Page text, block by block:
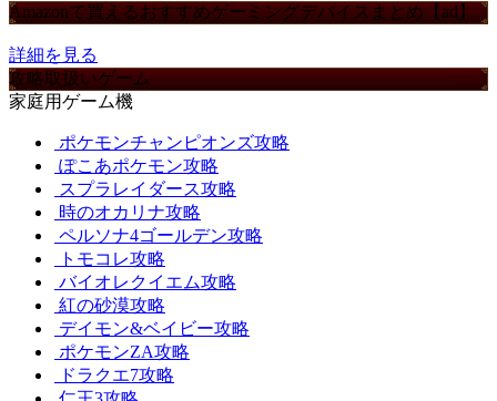
Amazonで買えるおすすめゲーミングデバイスまとめ【ad】
詳細を見る
攻略取扱いゲーム
家庭用ゲーム機
ポケモンチャンピオンズ攻略
ぽこあポケモン攻略
スプラレイダース攻略
時のオカリナ攻略
ペルソナ4ゴールデン攻略
トモコレ攻略
バイオレクイエム攻略
紅の砂漠攻略
デイモン&ベイビー攻略
ポケモンZA攻略
ドラクエ7攻略